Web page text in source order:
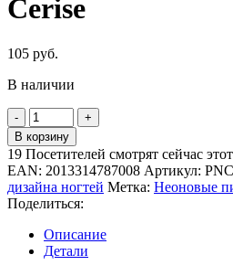
Cerise
105 руб.
В наличии
Количество
товара
Неоновый
пигмент
Neon
Cerise
В корзину
19 Посетителей смотрят сейчас
EAN: 2013314787008 Артикул:
дизайна ногтей Метка: Неоновые
Поделиться:
Описание
Детали